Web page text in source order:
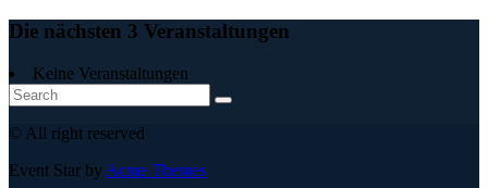
Die nächsten 3 Veranstaltungen
Keine Veranstaltungen
© All right reserved
Event Star by Acme Themes